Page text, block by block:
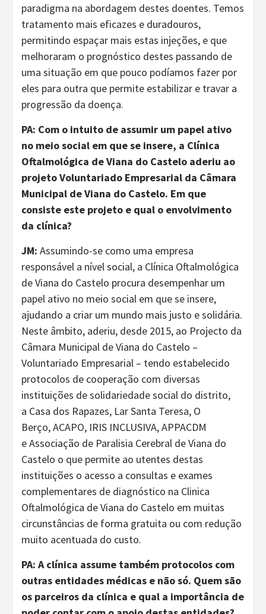
paradigma na abordagem destes doentes. Temos
tratamento mais eficazes e duradouros,
permitindo espaçar mais estas injeções, e que
melhoraram o prognóstico destes passando de
uma situação em que pouco podíamos fazer por
eles para outra que permite estabilizar e travar a
progressão da doença.
PA: Com o intuito de assumir um papel ativo
no meio social em que se insere, a Clínica
Oftalmológica de Viana do Castelo aderiu ao
projeto Voluntariado Empresarial da Câmara
Municipal de Viana do Castelo. Em que
consiste este projeto e qual o envolvimento
da clínica?
JM: Assumindo-se como uma empresa
responsável a nível social, a Clínica Oftalmológica
de Viana do Castelo procura desempenhar um
papel ativo no meio social em que se insere,
ajudando a criar um mundo mais justo e solidária.
Neste âmbito, aderiu, desde 2015, ao Projecto da
Câmara Municipal de Viana do Castelo –
Voluntariado Empresarial – tendo estabelecido
protocolos de cooperação com diversas
instituições de solidariedade social do distrito,
a Casa dos Rapazes, Lar Santa Teresa, O
Berço, ACAPO, IRIS INCLUSIVA, APPACDM
e Associação de Paralisia Cerebral de Viana do
Castelo o que permite ao utentes destas
instituições o acesso a consultas e exames
complementares de diagnóstico na Clinica
Oftalmológica de Viana do Castelo em muitas
circunstâncias de forma gratuita ou com redução
muito acentuada do custo.
PA: A clínica assume também protocolos com
outras entidades médicas e não só. Quem são
os parceiros da clínica e qual a importância de